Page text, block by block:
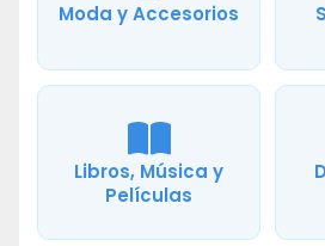
Moda y Accesorios
Libros, Música y
Películas